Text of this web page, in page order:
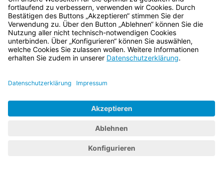
4.
die Durchführung von Sprechstunden und
Hausbesuchen,
5.
die gemeinsame Ausübung der Berufstätigkeit,
6.
die Angemessenheit und Nachprüfbarkeit des
Honorars,
Hilfsmitteln,
9.
das berufliche Verhalten gegenüber anderen
Berufsangehörigen und die Zusammenarbeit mit
Angehörigen anderer Berufe,
die Beschäftigung von Vertretern, Assistenten und